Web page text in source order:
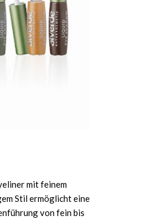
mit feinem
Stil ermöglicht eine
von fein bis